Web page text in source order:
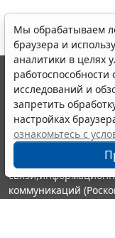
Мы обрабатываем
браузера и
аналитики в целях
работоспособности
исследований и
запретить
настройках
ознакомьтесь с
© ООО "НПП
выпускается с 1990
являются
информации ГАРАНТ.
Портал ГАРАНТ.РУ
издания
коммуникаций